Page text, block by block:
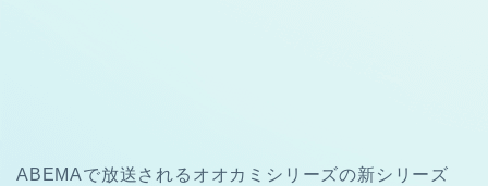
ABEMAで放送されるオオカミシリーズの新シリーズ